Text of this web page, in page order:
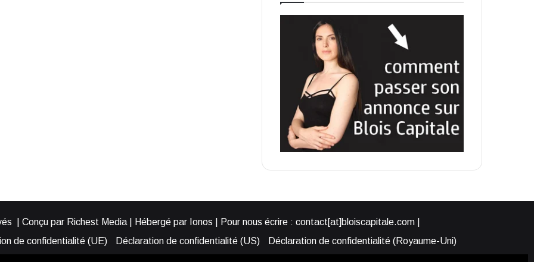
| Conçu par Richest Media | Hébergé par Ionos | Pour nous écrire : contact[at]bloiscapitale.com |
de confidentialité (UE) Déclaration de confidentialité (US)
Déclaration de confidentialité (Royaume-Uni)